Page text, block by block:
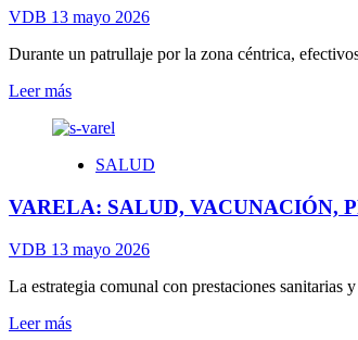
DE
FUTURA
SECUNDARIA
N°
DE
VDB 13 mayo 2026
Durante un patrullaje por la zona céntrica,
Leer másLeer
sobre
ACCIONAR
CULMINÓ
UN
SALUD
VARELA: SALUD, VACUNACIÓN,
VDB 13 mayo 2026
La estrategia comunal con prestaciones sanitarias
Leer másLeer